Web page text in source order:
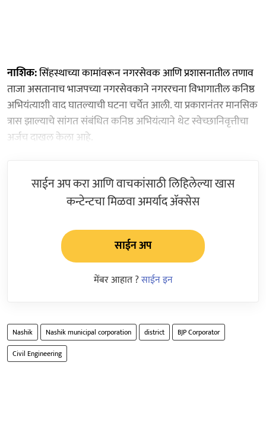
नाशिक:सिंहस्थाच्या कामांवरून नगरसेवक आणि प्रशासनातील तणाव
ताजा असतानाच भाजपच्या नगरसेवकाने नगररचना विभागातील कनिष्ठ
अभियंत्याशी वाद घातल्याची घटना चर्चेत आली. या प्रकारानंतर मानसिक
त्रास झाल्याचे सांगत संबंधित कनिष्ठ अभियंत्याने थेट स्वेच्छानिवृत्तीचा
अर्जच दाखल केला आहे.
साईन अप करा आणि वाचकांसाठी लिहिलेल्या खास
कन्टेन्टचा मिळवा अमर्याद ॲक्सेस
साईन अप
मेंबर आहात ?साईन इन
Nashik Nashik municipal corporation district
BJP Corporator
Civil Engineering